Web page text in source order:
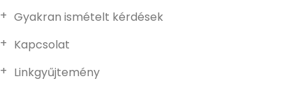
Gyakran ismételt kérdések
Kapcsolat
Linkgyűjtemény